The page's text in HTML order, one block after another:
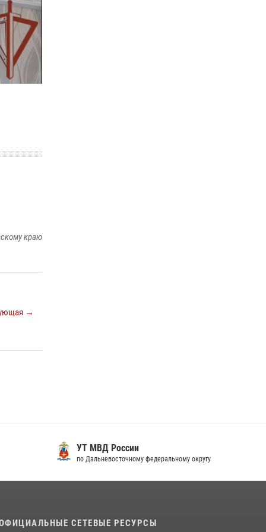
краю
→
УТ МВД России
по Дальневосточному федеральному округу
СЕТЕВЫЕ РЕСУРСЫ